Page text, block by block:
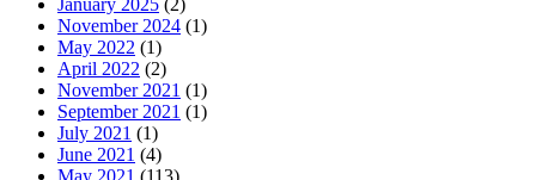
November 2024 (1)
May 2022 (1)
April 2022 (2)
November 2021 (1)
September 2021 (1)
July 2021 (1)
June 2021 (4)
May 2021 (113)